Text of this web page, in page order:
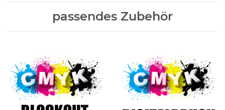
passendes Zubehör